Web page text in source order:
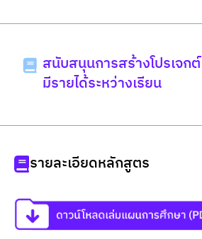
สนับสนุนการสร้างโปรเจกต์
มีรายได้ระหว่างเรียน
รายละเอียดหลักสูตร